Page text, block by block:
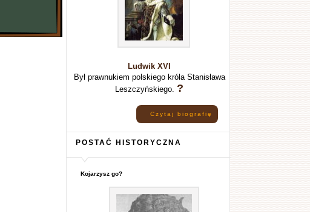
Ludwik XVI
Był prawnukiem polskiego króla Stanisława
Leszczyńskiego. ?
Czytaj biografię
POSTAĆ HISTORYCZNA
Kojarzysz go?